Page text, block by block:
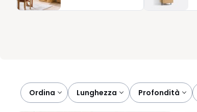
che rispetta i tuoi tempi. Scopri le nostre offerte e
Ordina
lunghezza profondità